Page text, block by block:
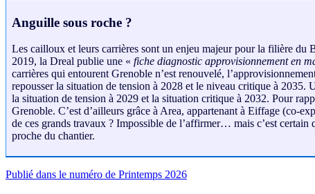
Anguille sous roche ?
Les cailloux et leurs carrières sont un enjeu majeur pour la filière du
2019, la Dreal publie une « fiche diagnostic approvisionnement en
carrières qui entourent Grenoble n’est renouvelé,
repousser la situation de tension à 2028 et le niveau critique à 2035.
la situation de tension à 2029 et la situation critique à 2032. Pour
Grenoble. C’est d’ailleurs grâce à Area, appartenant à Eiffage (co-
de ces grands travaux ? Impossible de l’affirmer… mais c’est
proche du chantier.
Publié dans le numéro de Printemps 2026